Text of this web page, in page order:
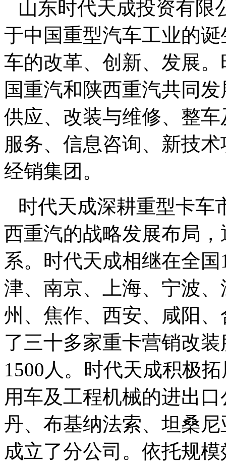
山东时代天成投资有限
于中国重型汽车工业的
车的改革、创新、发展
国重汽和陕西重汽共同
供应、改装与维修、整
服务、信息咨询、新技
经销集团。
时代天成深耕重型卡车
西重汽的战略发展布局
系。时代天成相继在全
津、南京、上海、宁波
州、焦作、西安、咸阳
了三十多家重卡营销改
1500人。时代天成积极
用车及工程机械的进出
丹、布基纳法索、坦桑
成立了分公司。依托规